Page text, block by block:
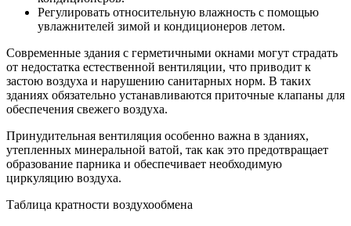
Регулировать относительную влажность с помощью
увлажнителей зимой и кондиционеров летом.
Современные здания с герметичными окнами могут страдать
от недостатка естественной вентиляции, что приводит к
застою воздуха и нарушению санитарных норм. В таких
зданиях обязательно устанавливаются приточные клапаны для
обеспечения свежего воздуха.
Принудительная вентиляция особенно важна в зданиях,
утепленных минеральной ватой, так как это предотвращает
образование парника и обеспечивает необходимую
циркуляцию воздуха.
Таблица кратности воздухообмена